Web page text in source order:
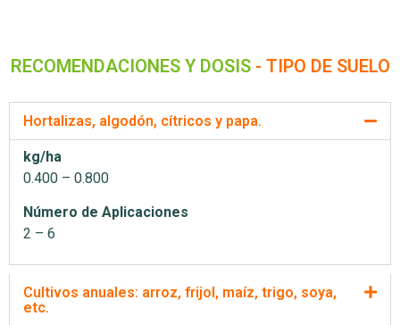
RECOMENDACIONES Y DOSIS - TIPO DE SUELO
Hortalizas, algodón, cítricos y papa.
kg/ha
0.400 – 0.800
Número de Aplicaciones
2 – 6
Cultivos anuales: arroz, frijol, maíz, trigo, soya,
etc.